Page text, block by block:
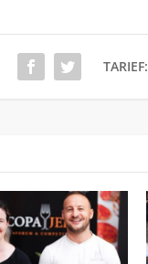
TARIEF: